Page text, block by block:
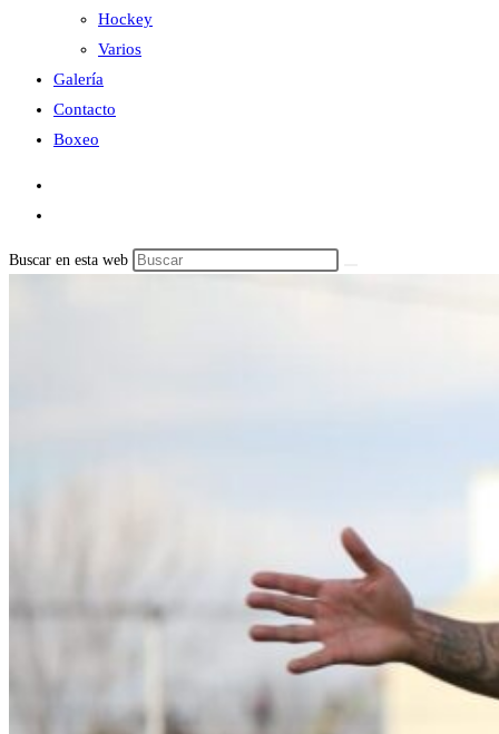
Hockey
Varios
Galería
Contacto
Boxeo
Buscar en esta web